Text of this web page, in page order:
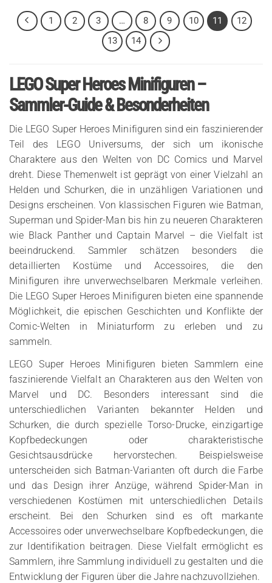
1 2 3 … 8 9 10 11
12
13
14
LEGO Super Heroes Minifiguren –
Sammler-Guide & Besonderheiten
Die LEGO Super Heroes Minifiguren sind ein faszinierender
Teil des LEGO Universums, der sich um ikonische
Charaktere aus den Welten von DC Comics und Marvel
dreht. Diese Themenwelt ist geprägt von einer Vielzahl an
Helden und Schurken, die in unzähligen Variationen und
Designs erscheinen. Von klassischen Figuren wie Batman,
Superman und Spider-Man bis hin zu neueren Charakteren
wie Black Panther und Captain Marvel – die Vielfalt ist
beeindruckend. Sammler schätzen besonders die
detaillierten Kostüme und Accessoires, die den
Minifiguren ihre unverwechselbaren Merkmale verleihen.
Die LEGO Super Heroes Minifiguren bieten eine spannende
Möglichkeit, die epischen Geschichten und Konflikte der
Comic-Welten in Miniaturform zu erleben und zu
sammeln.
LEGO Super Heroes Minifiguren bieten Sammlern eine
faszinierende Vielfalt an Charakteren aus den Welten von
Marvel und DC. Besonders interessant sind die
unterschiedlichen Varianten bekannter Helden und
Schurken, die durch spezielle Torso-Drucke, einzigartige
Kopfbedeckungen oder charakteristische
Gesichtsausdrücke hervorstechen. Beispielsweise
unterscheiden sich Batman-Varianten oft durch die Farbe
und das Design ihrer Anzüge, während Spider-Man in
verschiedenen Kostümen mit unterschiedlichen Details
erscheint. Bei den Schurken sind es oft markante
Accessoires oder unverwechselbare Kopfbedeckungen, die
zur Identifikation beitragen. Diese Vielfalt ermöglicht es
Sammlern, ihre Sammlung individuell zu gestalten und die
Entwicklung der Figuren über die Jahre nachzuvollziehen.